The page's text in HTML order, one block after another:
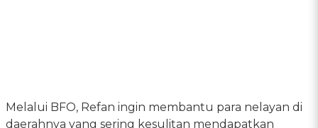
Melalui BFO, Refan ingin membantu para nelayan di
daerahnya yang sering kesulitan mendapatkan